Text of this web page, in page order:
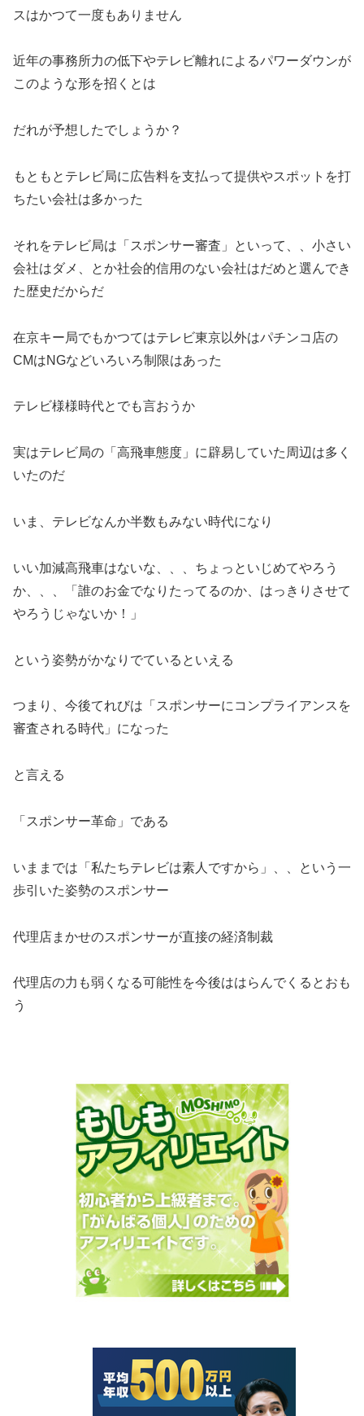
スはかつて一度もありません
近年の事務所力の低下やテレビ離れによるパワーダウンが
このような形を招くとは
だれが予想したでしょうか？
もともとテレビ局に広告料を支払って提供やスポットを打
ちたい会社は多かった
それをテレビ局は「スポンサー審査」といって、、小さい
会社はダメ、とか社会的信用のない会社はだめと選んでき
た歴史だからだ
在京キー局でもかつてはテレビ東京以外はパチンコ店の
CMはNGなどいろいろ制限はあった
テレビ様様時代とでも言おうか
実はテレビ局の「高飛車態度」に辟易していた周辺は多く
いたのだ
いま、テレビなんか半数もみない時代になり
いい加減高飛車はないな、、、ちょっといじめてやろう
か、、、「誰のお金でなりたってるのか、はっきりさせて
やろうじゃないか！」
という姿勢がかなりでているといえる
つまり、今後てれびは「スポンサーにコンプライアンスを
審査される時代」になった
と言える
「スポンサー革命」である
いままでは「私たちテレビは素人ですから」、、という一
歩引いた姿勢のスポンサー
代理店まかせのスポンサーが直接の経済制裁
代理店の力も弱くなる可能性を今後ははらんでくるとおも
う